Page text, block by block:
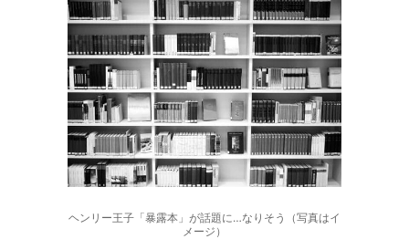
ヘンリー王子「暴露本」が話題に…なりそう（写真はイ
メージ）